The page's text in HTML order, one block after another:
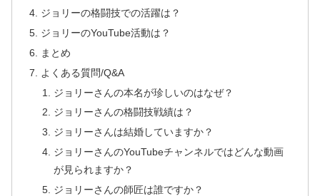
ジョリーの格闘技での活躍は？
ジョリーのYouTube活動は？
まとめ
よくある質問/Q&A
ジョリーさんの本名が珍しいのはなぜ？
ジョリーさんの格闘技戦績は？
ジョリーさんは結婚していますか？
ジョリーさんのYouTubeチャンネルではどんな動画
が見られますか？
ジョリーさんの師匠は誰ですか？